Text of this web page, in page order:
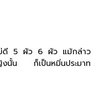
ม่ดี 5 ผัว 6 ผัว แม้กล่าว
งนั้น ก็เป็นหมิ่นประมาท